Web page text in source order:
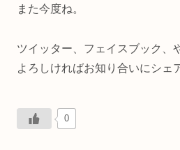
また今度ね。
ツイッター、フェイスブック、
よろしければお知り合いにシェ
0